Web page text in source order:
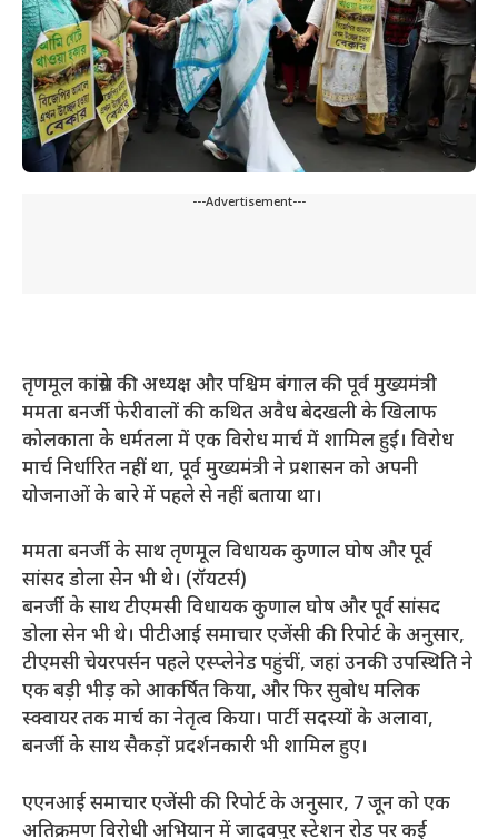
---Advertisement---
तृणमूल कांग्रेस की अध्यक्ष और पश्चिम बंगाल की पूर्व मुख्यमंत्री
ममता बनर्जी फेरीवालों की कथित अवैध बेदखली के खिलाफ
कोलकाता के धर्मतला में एक विरोध मार्च में शामिल हुईं। विरोध
मार्च निर्धारित नहीं था, पूर्व मुख्यमंत्री ने प्रशासन को अपनी
योजनाओं के बारे में पहले से नहीं बताया था।
ममता बनर्जी के साथ तृणमूल विधायक कुणाल घोष और पूर्व
सांसद डोला सेन भी थे। (रॉयटर्स)
बनर्जी के साथ टीएमसी विधायक कुणाल घोष और पूर्व सांसद
डोला सेन भी थे। पीटीआई समाचार एजेंसी की रिपोर्ट के अनुसार,
टीएमसी चेयरपर्सन पहले एस्प्लेनेड पहुंचीं, जहां उनकी उपस्थिति ने
एक बड़ी भीड़ को आकर्षित किया, और फिर सुबोध मलिक
स्क्वायर तक मार्च का नेतृत्व किया। पार्टी सदस्यों के अलावा,
बनर्जी के साथ सैकड़ों प्रदर्शनकारी भी शामिल हुए।
एएनआई समाचार एजेंसी की रिपोर्ट के अनुसार, 7 जून को एक
अतिक्रमण विरोधी अभियान में जादवपुर स्टेशन रोड पर कई